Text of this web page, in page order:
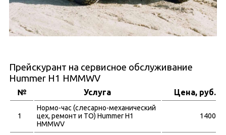
Прейскурант на сервисное обслуживание
Hummer H1 HMMWV
№ Услуга Цена, руб.
1
Нормо-час (слесарно-механический
цех, ремонт и ТО) Hummer H1
HMMWV
1400